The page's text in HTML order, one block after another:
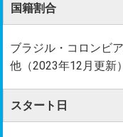
国籍割合
ブラジル・コロンビ
他（2023年12月更新）
スタート日